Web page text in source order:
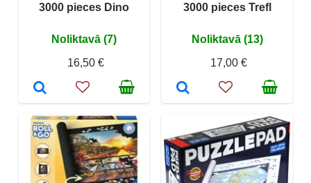
3000 pieces Dino
Noliktavā (7)
16,50 €
3000 pieces Trefl
Noliktavā (13)
17,00 €